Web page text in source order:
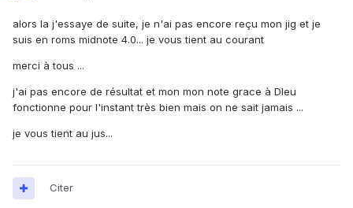
alors la j'essaye de suite, je n'ai pas encore reçu mon jig et je
suis en roms midnote 4.0... je vous tient au courant
merci à tous ...
j'ai pas encore de résultat et mon mon note grace à DIeu
fonctionne pour l'instant très bien mais on ne sait jamais ...
je vous tient au jus...
Citer